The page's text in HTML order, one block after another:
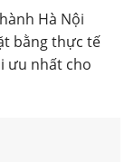
Hà Nội
bằng thực tế
ưu nhất cho